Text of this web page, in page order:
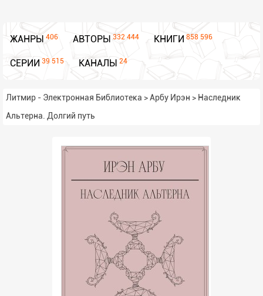
ЖАНРЫ 406 АВТОРЫ 332 444 КНИГИ 858 596
СЕРИИ 39 515 КАНАЛЫ 24
Литмир - Электронная Библиотека >Арбу Ирэн > Наследник
Альтерна. Долгий путь